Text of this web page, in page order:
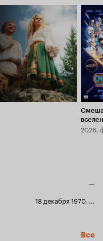
2026,
—
18 декабря 1970, ...
Все